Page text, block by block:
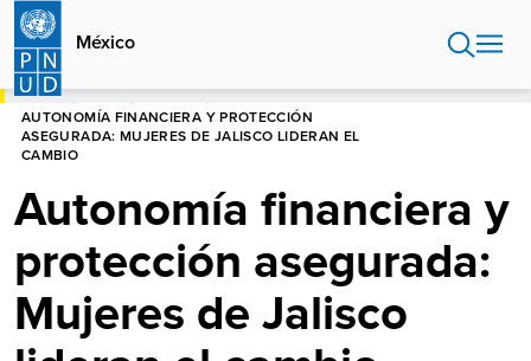
Pasar
contenido
principal
México
HOME
AUTONOMÍA FINANCIERA Y PROTECCIÓN
ASEGURADA: MUJERES DE JALISCO LIDERAN EL
CAMBIO
Autonomía financiera y
protección asegurada:
Mujeres de Jalisco